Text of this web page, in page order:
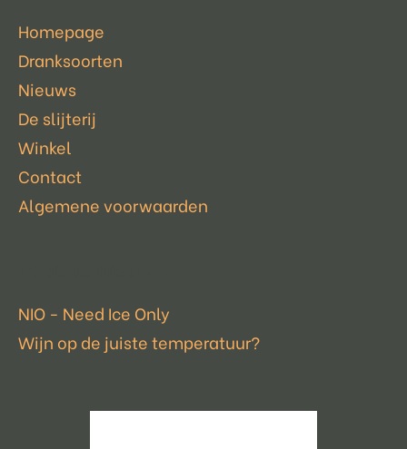
Homepage
Dranksoorten
Nieuws
De slijterij
Winkel
Contact
Algemene voorwaarden
NIO - Need Ice Only
Wijn op de juiste temperatuur?